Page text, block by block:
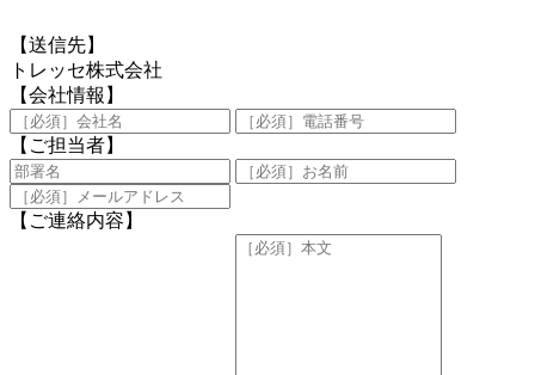
【送信先】
トレッセ株式会社
【会社情報】
【ご担当者】
【ご連絡内容】